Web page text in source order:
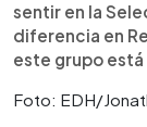
sentir en la
diferencia en
este grupo está
Foto: EDH/